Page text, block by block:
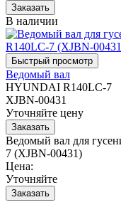
В наличии
Ведомый вал
HYUNDAI R140LC-7
XJBN-00431
Уточняйте цену
Ведомый вал для
7 (XJBN-00431)
Цена:
Уточняйте